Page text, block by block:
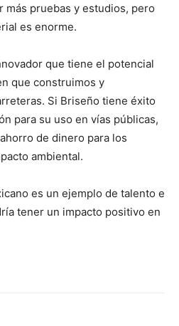
más pruebas y estudios, pero
es enorme.
que tiene el potencial
que construimos y
Si Briseño tiene éxito
para su uso en vías públicas,
de dinero para los
ambiental.
es un ejemplo de talento e
tener un impacto positivo en